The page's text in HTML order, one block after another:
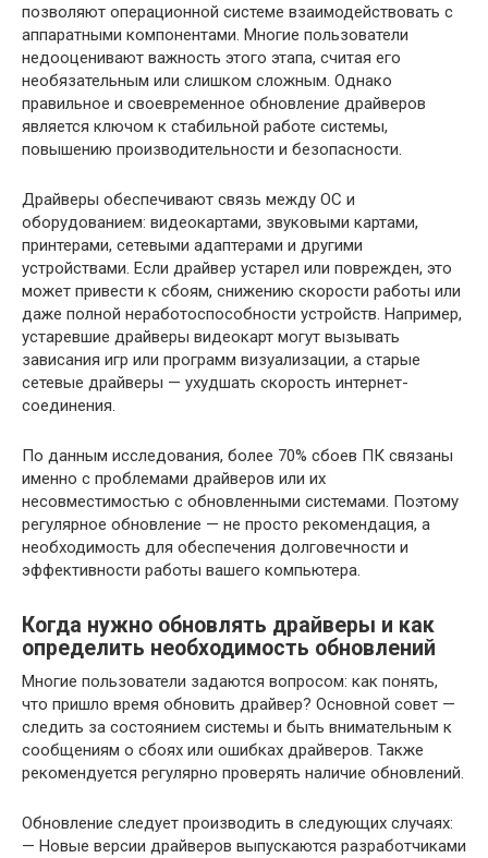
позволяют операционной системе взаимодействовать с
аппаратными компонентами. Многие пользователи
недооценивают важность этого этапа, считая его
необязательным или слишком сложным. Однако
правильное и своевременное обновление драйверов
является ключом к стабильной работе системы,
повышению производительности и безопасности.
Драйверы обеспечивают связь между ОС и
оборудованием: видеокартами, звуковыми картами,
принтерами, сетевыми адаптерами и другими
устройствами. Если драйвер устарел или поврежден, это
может привести к сбоям, снижению скорости работы или
даже полной неработоспособности устройств. Например,
устаревшие драйверы видеокарт могут вызывать
зависания игр или программ визуализации, а старые
сетевые драйверы — ухудшать скорость интернет-
соединения.
По данным исследования, более 70% сбоев ПК связаны
именно с проблемами драйверов или их
несовместимостью с обновленными системами. Поэтому
регулярное обновление — не просто рекомендация, а
необходимость для обеспечения долговечности и
эффективности работы вашего компьютера.
Когда нужно обновлять драйверы и как
определить необходимость обновлений
Многие пользователи задаются вопросом: как понять,
что пришло время обновить драйвер? Основной совет —
следить за состоянием системы и быть внимательным к
сообщениям о сбоях или ошибках драйверов. Также
рекомендуется регулярно проверять наличие обновлений.
Обновление следует производить в следующих случаях:
— Новые версии драйверов выпускаются разработчиками